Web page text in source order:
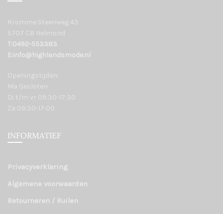
Kromme Steenweg 43
5707 CB Helmond
T:0492-553383
E:info@highlandsmode.nl
Openingstijden:
Ma Gesloten
Di t/m vr 09:30-17:30
Za 09:30-17:00
INFORMATIEF
Privacyverklaring
Algemene voorwaarden
Retourneren / Ruilen